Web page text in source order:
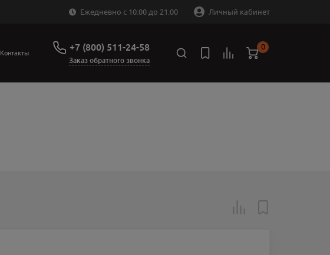
Ежедневно с 10:00 до 21:00 Личный кабинет
Контакты +7 (800) 511-24-58
Заказ обратного звонка
0